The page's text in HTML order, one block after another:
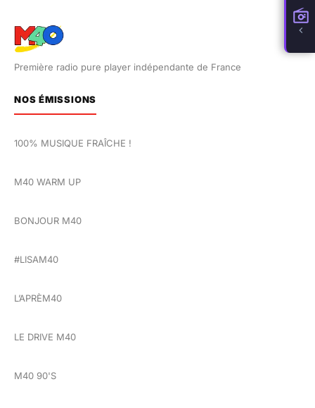
Première radio pure player indépendante de France
NOS ÉMISSIONS
100% MUSIQUE FRAÎCHE !
M40 WARM UP
BONJOUR M40
#LISAM40
L’APRÈM40
LE DRIVE M40
M40 90'S